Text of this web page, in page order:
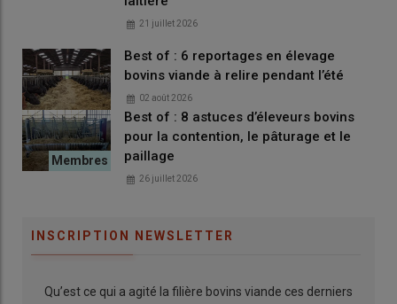
Lire aussi :Prairies : « Nous semons le même
mélange multiespèces sur toutes les parcelles »
1ainsi que par Herbe et Fourrages Centre-Val de Loire,
Vegepolys Valley, Avenirs Prairies et la Région Centre-Val de
Loire
21 juillet 2026
Best of : 6 reportages en élevage
bovins viande à relire pendant l’été
02 août 2026
Best of : 8 astuces d’éleveurs bovins
pour la contention, le pâturage et le
paillage
26 juillet 2026
INSCRIPTION NEWSLETTER
Qu’est ce qui a agité la filière bovins viande ces derniers